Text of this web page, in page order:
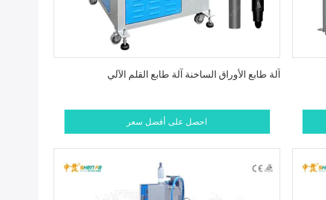
آلة طابع الأوراق الساخنة آلة طابع القلم الآلي
احصل على أفضل سعر